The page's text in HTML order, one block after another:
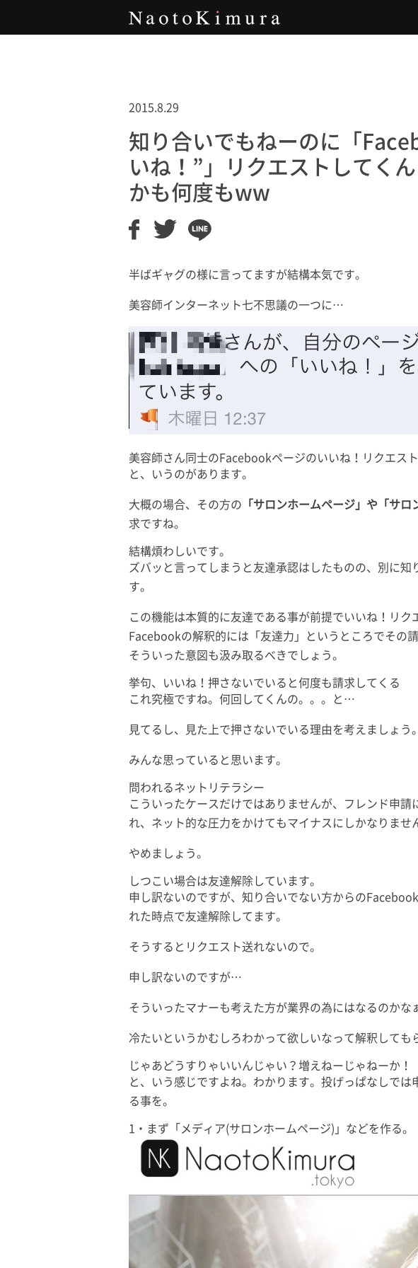
2015.8.29
知り合いでもねーのに「
いね！”」リクエストしてく
かも何度もww
半ばギャグの様に言ってますが結構本気です。
美容師インターネット七不思議の一つに…
美容師さん同士のFacebookページのいいね！リクエスト
と、いうのがあります。
大概の場合、その方の 「サロンホームページ」や「サロ
求ですね。
結構煩わしいです。
ズバッと言ってしまうと友達承認はしたものの、別に知
す。
この機能は本質的に友達である事が前提でいいね！リク
Facebookの解釈的には「友達力」というところでその
そういった意図も汲み取るべきでしょう。
挙句、いいね！押さないでいると何度も請求してくる
これ究極ですね。何回してくんの。。。と…
見てるし、見た上で押さないでいる理由を考えましょう。
みんな思っていると思います。
問われるネットリテラシー
こういったケースだけではありませんが、フレンド申請
れ、ネット的な圧力をかけてもマイナスにしかなりませ
やめましょう。
しつこい場合は友達解除しています。
申し訳ないのですが、知り合いでない方からの
れた時点で友達解除してます。
そうするとリクエスト送れないので。
申し訳ないのですが…
そういったマナーも考えた方が業界の為にはなるのか
冷たいというかむしろわかって欲しいなって解釈しても
じゃあどうすりゃいいんじゃい？増えねーじゃねーか！
と、いう感じですよね。わかります。投げっぱなしでは
る事を。
1・まず「メディア(サロンホームページ)」などを作る。